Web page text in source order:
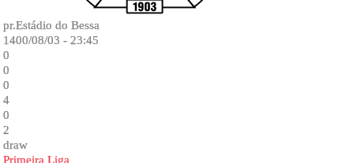
pr.Estádio do Bessa
1400/08/03 - 23:45
0
0
0
4
0
2
draw
Primeira Liga